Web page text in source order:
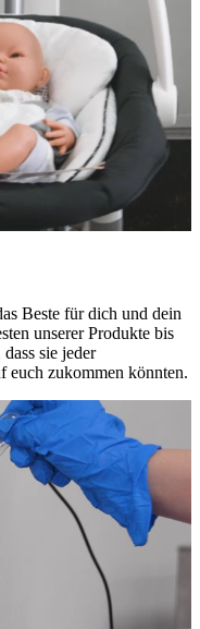
Beste für dich und dein
unserer Produkte bis
sie jeder
euch zukommen könnten.